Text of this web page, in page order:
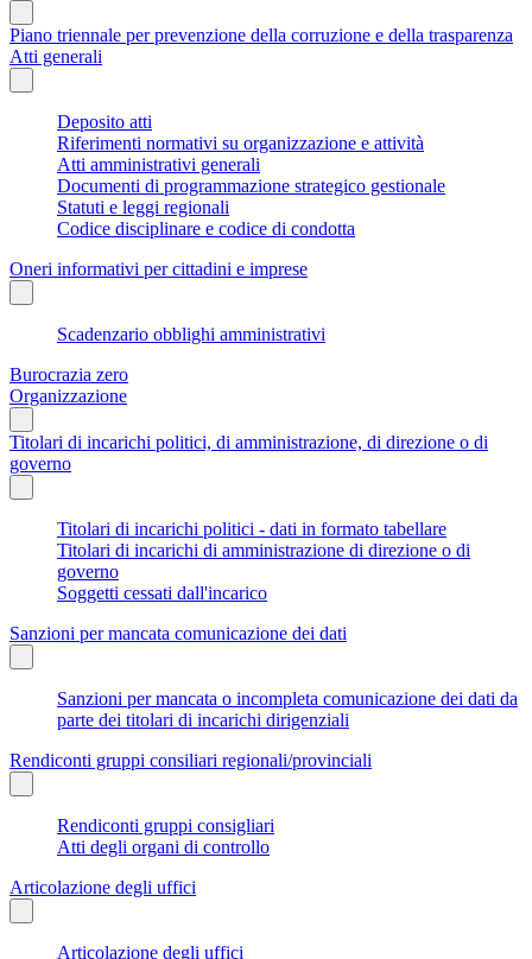
Piano triennale per prevenzione della corruzione e della trasparenza
Atti generali
Deposito atti
Riferimenti normativi su organizzazione e attività
Atti amministrativi generali
Documenti di programmazione strategico gestionale
Statuti e leggi regionali
Codice disciplinare e codice di condotta
Oneri informativi per cittadini e imprese
Scadenzario obblighi amministrativi
Burocrazia zero
Organizzazione
Titolari di incarichi politici, di amministrazione, di direzione o di
governo
Titolari di incarichi politici - dati in formato tabellare
Titolari di incarichi di amministrazione di direzione o di
governo
Soggetti cessati dall'incarico
Sanzioni per mancata comunicazione dei dati
Sanzioni per mancata o incompleta comunicazione dei dati da
parte dei titolari di incarichi dirigenziali
Rendiconti gruppi consiliari regionali/provinciali
Rendiconti gruppi consigliari
Atti degli organi di controllo
Articolazione degli uffici
Articolazione degli uffici